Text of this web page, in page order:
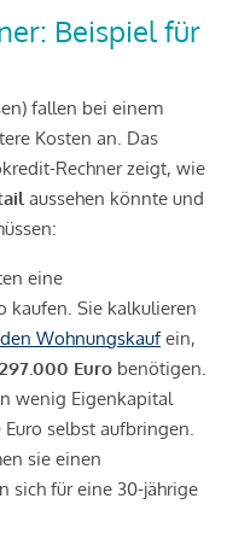
Beispiel für
fallen bei einem
Kosten an. Das
Rechner zeigt, wie
aussehen könnte und
eine
kaufen. Sie kalkulieren
Wohnungskaufein,
Euro benötigen.
wenig Eigenkapital
selbst aufbringen.
sie einen
sich für eine 30-jährige